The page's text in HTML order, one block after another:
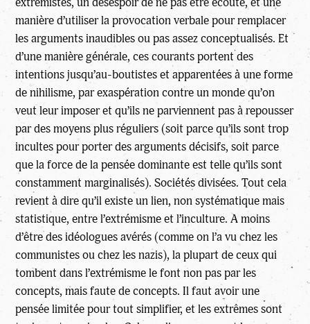
manière d’utiliser la provocation verbale pour remplacer
les arguments inaudibles ou pas assez conceptualisés. Et
d’une manière générale, ces courants portent des
intentions jusqu’au-boutistes et apparentées à une forme
de nihilisme, par exaspération contre un monde qu’on
veut leur imposer et qu’ils ne parviennent pas à repousser
par des moyens plus réguliers (soit parce qu’ils sont trop
incultes pour porter des arguments décisifs, soit parce
que la force de la pensée dominante est telle qu’ils sont
constamment marginalisés). Sociétés divisées. Tout cela
revient à dire qu’il existe un lien, non systématique mais
statistique, entre l’extrémisme et l’inculture. A moins
d’être des idéologues avérés (comme on l’a vu chez les
communistes ou chez les nazis), la plupart de ceux qui
tombent dans l’extrémisme le font non pas par les
concepts, mais faute de concepts. Il faut avoir une
pensée limitée pour tout simplifier, et les extrêmes sont